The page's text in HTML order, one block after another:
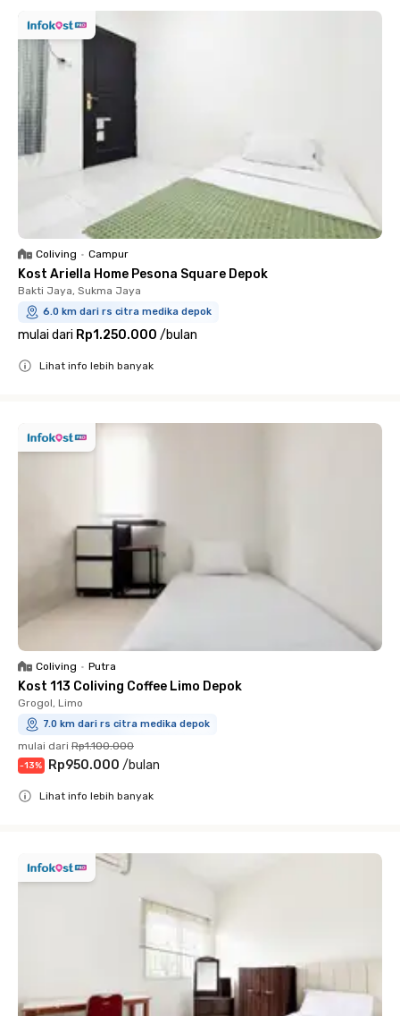
Coliving • Campur
Kost Ariella Home Pesona Square Depok
Bakti Jaya, Sukma Jaya
6.0 km dari rs citra medika depok
mulai dari Rp1.250.000 /bulan
Lihat info lebih banyak
Coliving • Putra
Kost 113 Coliving Coffee Limo Depok
Grogol, Limo
7.0 km dari rs citra medika depok
mulai dari Rp1.100.000
-13% Rp950.000 /bulan
Lihat info lebih banyak